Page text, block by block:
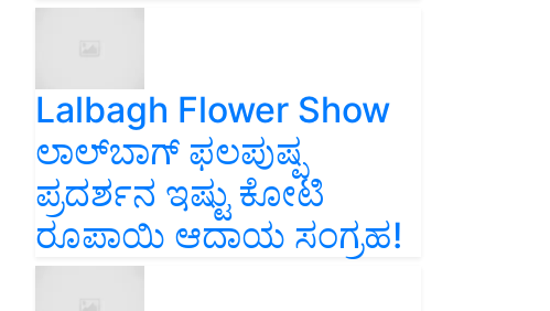
Lalbagh Flower Show
ಲಾಲ್‌ಬಾಗ್ ಫಲಪುಷ್ಪ
ಪ್ರದರ್ಶನ ಇಷ್ಟು ಕೋಟಿ
ರೂಪಾಯಿ ಆದಾಯ ಸಂಗ್ರಹ!